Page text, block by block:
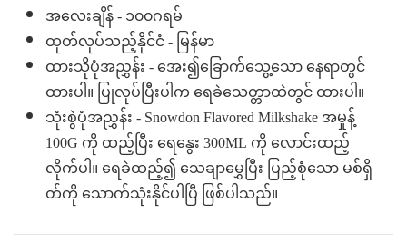
အလေးချိန် - ၁၀၀ဂရမ်
ထုတ်လုပ်သည့်နိုင်ငံ - မြန်မာ
ထားသိုပုံအညွှန်း - အေး၍ခြောက်သွေ့သော နေရာတွင်
ထားပါ။ ပြုလုပ်ပြီးပါက ရေခဲသေတ္တာထဲတွင် ထားပါ။
သုံးစွဲပုံအညွှန်း - Snowdon Flavored Milkshake အမှုန့်
100G ကို ထည့်ပြီး ရေနွေး 300ML ကို လောင်းထည့်
လိုက်ပါ။ ရေခဲထည့်၍ သေချာမွှေပြီး ပြည့်စုံသော မစ်ရှိ
တ်ကို သောက်သုံးနိုင်ပါပြီ ဖြစ်ပါသည်။